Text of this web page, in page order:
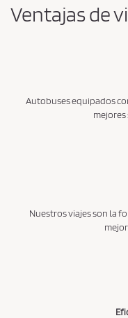
Ventajas de
Autobuses equipados
mejores
Nuestros viajes son la